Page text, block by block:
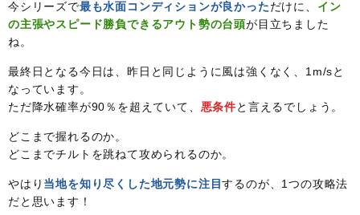
今シリーズで最も水面コンディションが良かっただけに、 イン
の主張やスピード勝負できるアウト勢の台頭が目立ちました
ね。
最終日となる今日は、昨日と同じように風は強くなく、1m/sと
なっています。
ただ降水確率が90％を超えていて、 悪条件と言えるでしょう。
どこまで握れるのか。
どこまでチルトを跳ねて攻められるのか。
やはり 当地を知り尽くした地元勢に注目するのが、1つの攻略法
だと思います！